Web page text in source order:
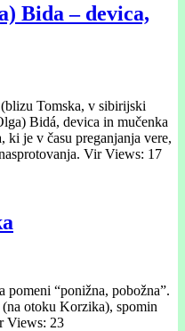
Bida – devica,
Tomska, v sibirijski
Bidá, devica in mučenka
ki je v času preganjanja vere,
Vir Views: 17
“ponižna, pobožna”.
otoku Korzika), spomin
Views: 23